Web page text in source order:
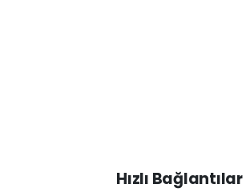
Hızlı Bağlantılar